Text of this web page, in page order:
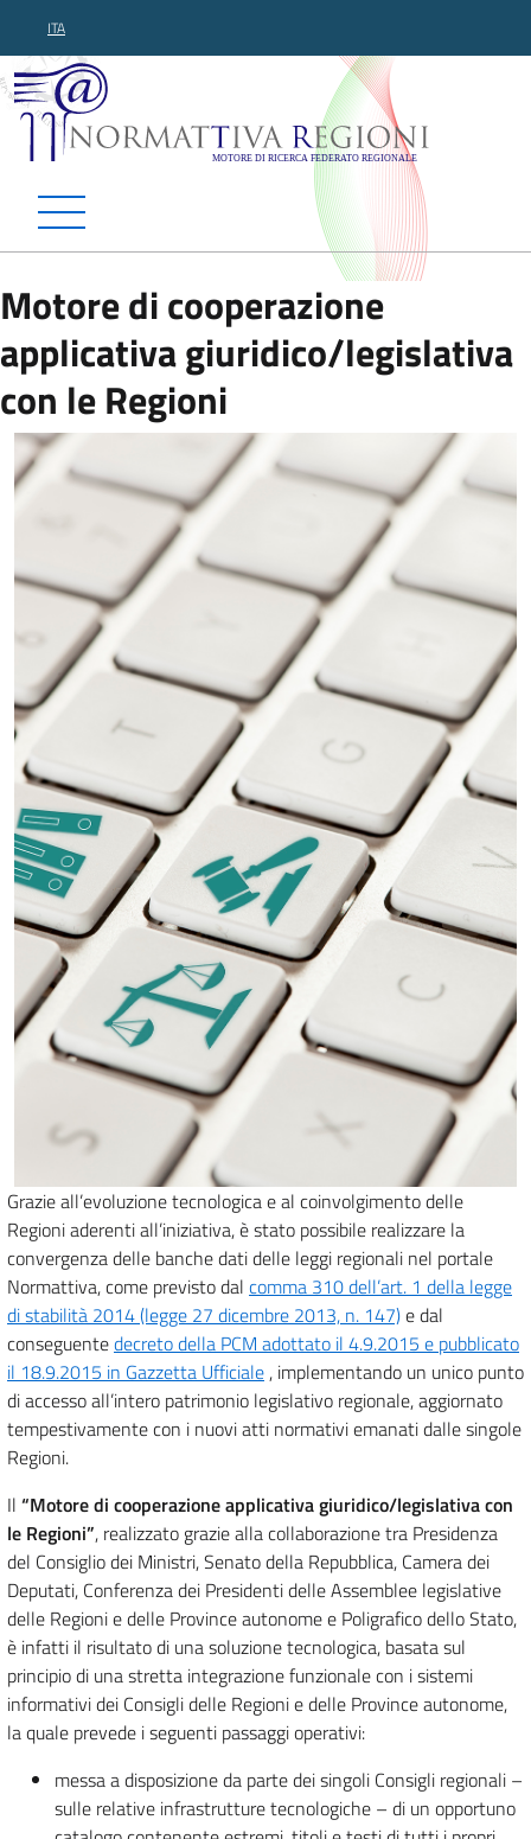
ITA
Normattiva Regioni -
Motore di cooperazione
applicativa giuridico/legislativa
con le Regioni
Grazie all’evoluzione tecnologica e al coinvolgimento delle
Regioni aderenti all’iniziativa, è stato possibile realizzare la
convergenza delle banche dati delle leggi regionali nel portale
Normattiva, come previsto dal comma 310 dell’art. 1 della legge
di stabilità 2014 (legge 27 dicembre 2013, n. 147)e dal
conseguentedecreto della PCM adottato il 4.9.2015 e pubblicato
il 18.9.2015 in Gazzetta Ufficiale , implementando un unico punto
di accesso all’intero patrimonio legislativo regionale, aggiornato
tempestivamente con i nuovi atti normativi emanati dalle singole
Regioni.
Il “Motore di cooperazione applicativa giuridico/legislativa con
le Regioni”, realizzato grazie alla collaborazione tra Presidenza
del Consiglio dei Ministri, Senato della Repubblica, Camera dei
Deputati, Conferenza dei Presidenti delle Assemblee legislative
delle Regioni e delle Province autonome e Poligrafico dello Stato,
è infatti il risultato di una soluzione tecnologica, basata sul
principio di una stretta integrazione funzionale con i sistemi
informativi dei Consigli delle Regioni e delle Province autonome,
la quale prevede i seguenti passaggi operativi:
messa a disposizione da parte dei singoli Consigli regionali –
sulle relative infrastrutture tecnologiche – di un opportuno